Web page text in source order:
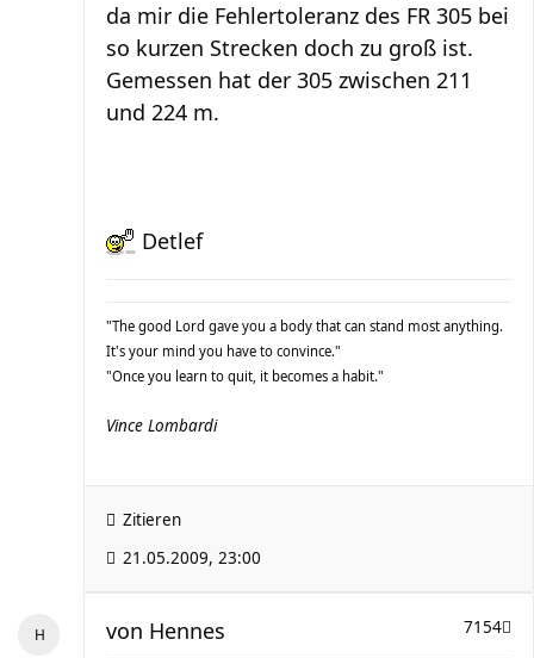
da mir die Fehlertoleranz des FR 305 bei
so kurzen Strecken doch zu groß ist.
Gemessen hat der 305 zwischen 211
und 224 m.
Detlef
"The good Lord gave you a body that can stand most anything.
It's your mind you have to convince."
"Once you learn to quit, it becomes a habit."
Vince Lombardi
Zitieren
21.05.2009, 23:00
7154
von Hennes